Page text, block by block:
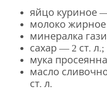
яйцо куриное
молоко
минералка
сахар — 2 ст. л.;
мука
масло
ст. л.